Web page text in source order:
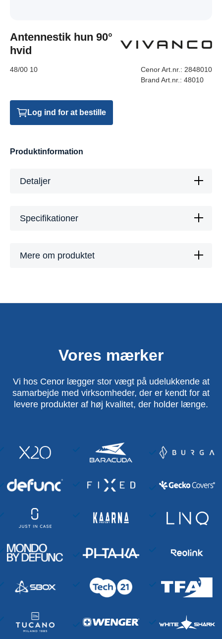
Antennestik hun 90°
hvid
48/00 10 Cenor Art.nr.: 2848010
Brand Art.nr.: 48010
Log ind for at bestille
Produktinformation
Detaljer
Specifikationer
Mere om produktet
Vores mærker
Vi hos Cenor lægger stor vægt på udelukkende at
samarbejde med virksomheder, der er kendt for at
levere produkter af høj kvalitet, der holder længe.